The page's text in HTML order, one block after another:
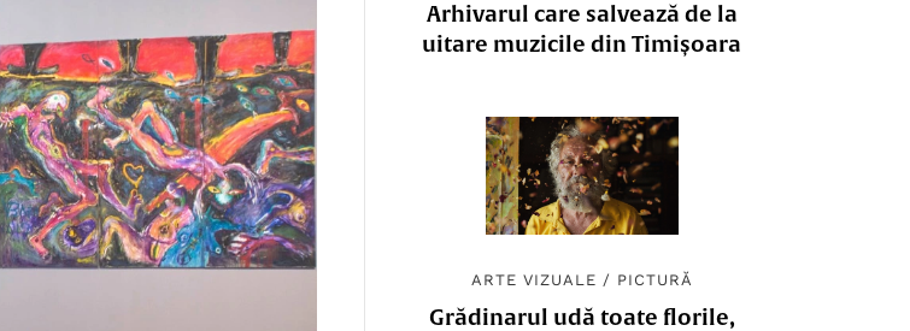
Arhivarul care salvează de la
uitare muzicile din Timișoara
ARTE VIZUALE / PICTURĂ
Grădinarul udă toate florile,